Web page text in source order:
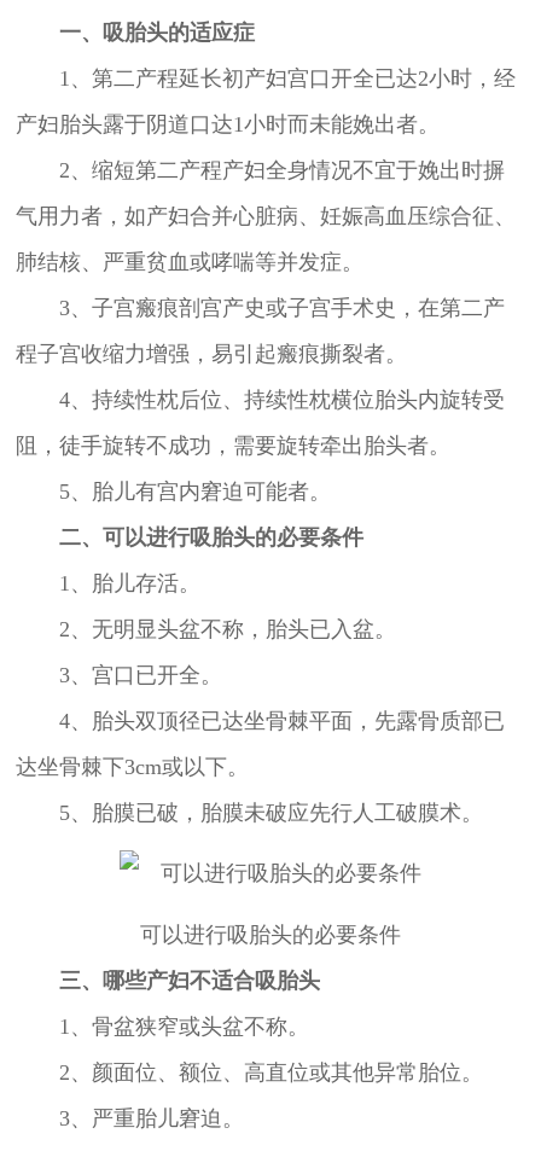
一、吸胎头的适应症
1、第二产程延长初产妇宫口开全已达2小时，经
产妇胎头露于阴道口达1小时而未能娩出者。
2、缩短第二产程产妇全身情况不宜于娩出时摒
气用力者，如产妇合并心脏病、妊娠高血压综合征、
肺结核、严重贫血或哮喘等并发症。
3、子宫瘢痕剖宫产史或子宫手术史，在第二产
程子宫收缩力增强，易引起瘢痕撕裂者。
4、持续性枕后位、持续性枕横位胎头内旋转受
阻，徒手旋转不成功，需要旋转牵出胎头者。
5、胎儿有宫内窘迫可能者。
二、可以进行吸胎头的必要条件
1、胎儿存活。
2、无明显头盆不称，胎头已入盆。
3、宫口已开全。
4、胎头双顶径已达坐骨棘平面，先露骨质部已
达坐骨棘下3cm或以下。
5、胎膜已破，胎膜未破应先行人工破膜术。
可以进行吸胎头的必要条件
三、哪些产妇不适合吸胎头
1、骨盆狭窄或头盆不称。
2、颜面位、额位、高直位或其他异常胎位。
3、严重胎儿窘迫。